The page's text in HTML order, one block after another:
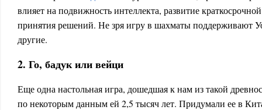
влияет на подвижность интеллекта, развитие
принятия решений. Не зря игру в шахматы поддерживают
другие.
2. Го, бадук или вейци
Еще одна настольная игра, дошедшая к нам из такой
по некоторым данным ей 2,5 тысяч лет. Придумали ее в